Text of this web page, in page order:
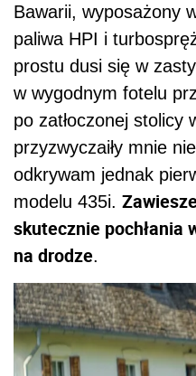
Bawarii, wyposażony
paliwa HPI i
prostu dusi się w
w wygodnym fotelu
po zatłoczonej stolicy
przyzwyczaiły mnie
odkrywam jednak
modelu 435i.
skutecznie pochłania
na drodze.